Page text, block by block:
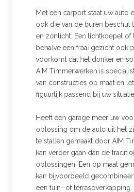
Met een carport staat uw auto
ook die van de buren beschut
en zonlicht. Een lichtkoepel of
behalve een fraai gezicht ook
voorkomt dat het donker en
AIM Timmerwerken is
van constructies op maat en
figuurlijk passend bij uw situatie.
Heeft een garage meer uw
oplossing om de auto uit het
te stallen gemaakt door AIM
kan verder gaan dan de
oplossingen. Een op maat
kan bijvoorbeeld
een tuin- of terrasoverkapping.